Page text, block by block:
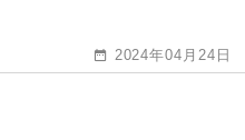
2024年04月24日